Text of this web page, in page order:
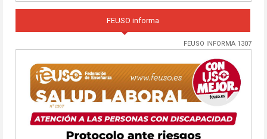
FEUSO informa
FEUSO INFORMA 1307